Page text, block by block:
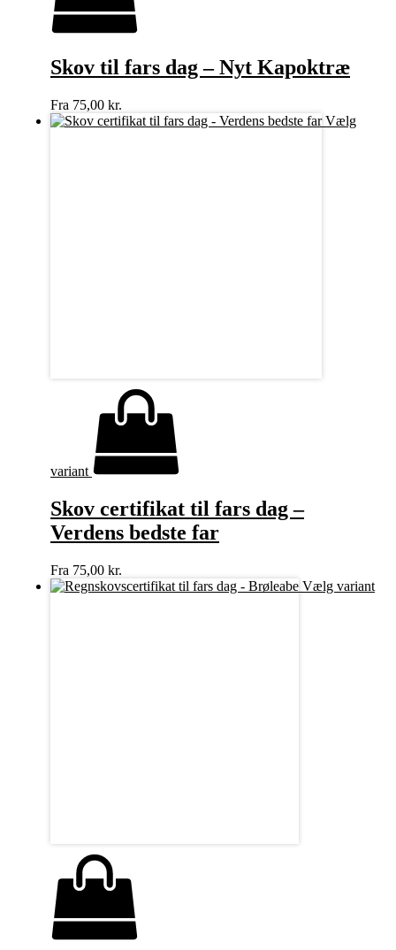
Skov til fars dag – Nyt Kapoktræ
Fra 75,00 kr.
Vælg
variant
Skov certifikat til fars dag –
Verdens bedste far
Fra 75,00 kr.
Vælg variant